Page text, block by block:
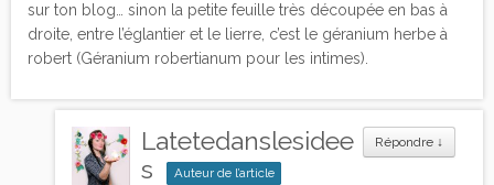
sur ton blog… sinon la petite feuille très découpée en bas à
droite, entre l’églantier et le lierre, c’est le géranium herbe à
robert (Géranium robertianum pour les intimes).
Répondre ↓
Latetedanslesidee
s
Auteur de l’article